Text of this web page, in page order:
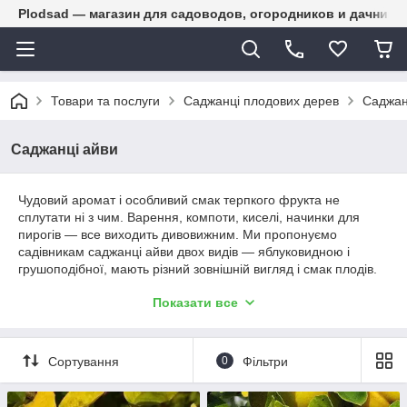
Plodsad — магазин для садоводов, огородников и
Товари та послуги Саджанці плодових дерев
Саджанці айви
Чудовий аромат і особливий смак терпкого фрукта не
сплутати ні з чим. Варення, компоти, киселі, начинки для
пирогів — все виходить дивовижним. Ми пропонуємо
садівникам саджанці айви двох видів — яблуковидною і
грушоподібної, мають різний зовнішній вигляд і смак плодів.
Особливості вирощування айви
яскравого, насиченого відтінку. Наш магазин пропонує
вашому саду.
Показати все
Сортування 0 Фільтри